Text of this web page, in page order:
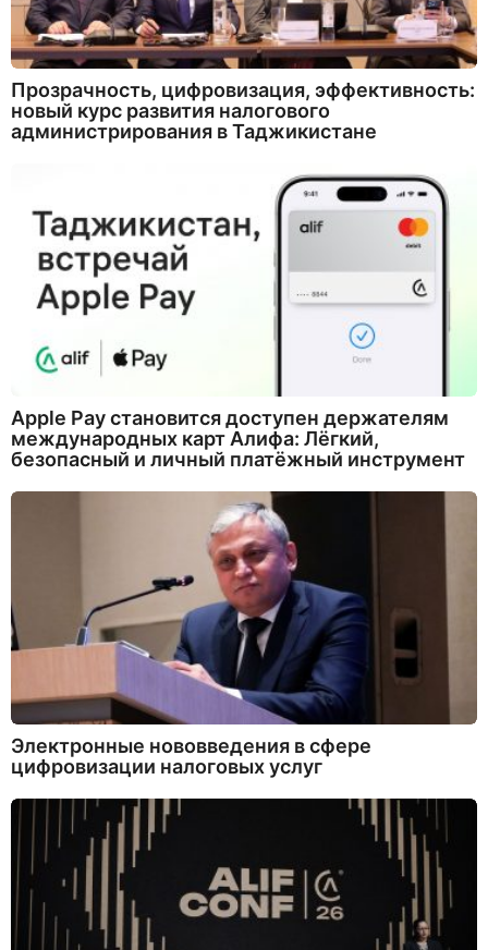
Прозрачность, цифровизация, эффективность:
новый курс развития налогового
администрирования в Таджикистане
Apple Pay становится доступен держателям
международных карт Алифа: Лёгкий,
безопасный и личный платёжный инструмент
Электронные нововведения в сфере
цифровизации налоговых услуг